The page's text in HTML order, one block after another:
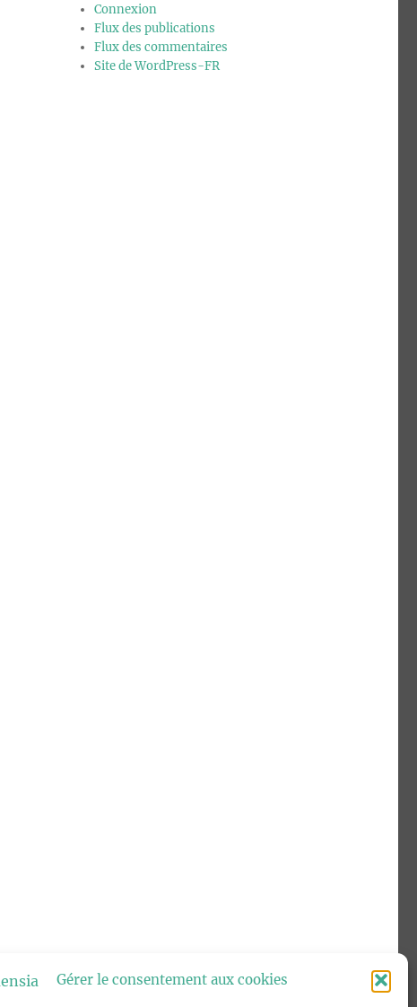
Gérer le consentement aux cookies
Connexion
Flux des publications
Flux des commentaires
Site de WordPress-FR